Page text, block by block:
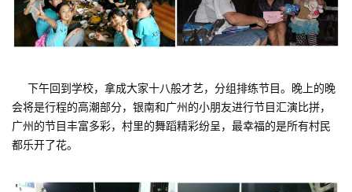
下午回到学校，拿成大家十八般才艺 ，分组排练节目 。晚上的 晚
会将是行程的高潮部分，银南和广州的小朋友进行节目汇演比拼，
广州的节目丰富多彩，村里的舞蹈精彩纷呈， 最幸福的是所有村民
都乐开了花。